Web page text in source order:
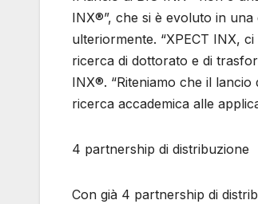
INX®”, che si è evoluto in
ulteriormente. “XPECT INX,
ricerca di dottorato e di
INX®. “Riteniamo che il
ricerca accademica alle
4 partnership di distribuzione
Con già 4 partnership di